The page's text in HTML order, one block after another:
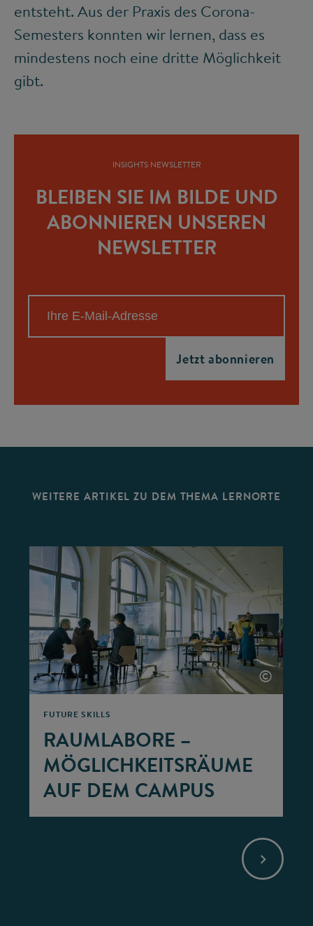
entsteht. Aus der Praxis des Corona-
Semesters konnten wir lernen, dass es
mindestens noch eine dritte Möglichkeit
gibt.
INSIGHTS NEWSLETTER
BLEIBEN SIE IM BILDE UND
ABONNIEREN UNSEREN
NEWSLETTER
WEITERE ARTIKEL ZU DEM THEMA LERNORTE
FUTURE SKILLS
RAUMLABORE –
MÖGLICHKEITSRÄUME
AUF DEM CAMPUS
©